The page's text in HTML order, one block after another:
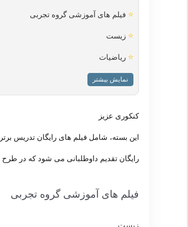
⭐ فیلم های آموزشی گروه تجربی
⭐ زیست
⭐ ریاضیات
نمایش بیشتر
کنکوری عزیز
این بسته، شامل فیلم های رایگان تدریس
رایگان تقدیم داوطلبانی می شود که در
فیلم های آموزشی گروه تجربی
زیست